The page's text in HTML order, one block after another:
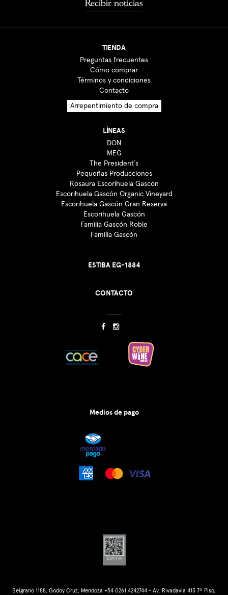
Recibir noticias
TIENDA
Preguntas frecuentes
Cómo comprar
Términos y condiciones
Contacto
Arrepentimiento de compra
LÍNEAS
DON
MEG
The President´s
Pequeñas Producciones
Rosaura Escorihuela Gascón
Escorihuela Gascón Organic Vineyard
Escorihuela Gascón Gran Reserva
Escorihuela Gascón
Familia Gascón Roble
Familia Gascón
ESTIBA EG-1884
CONTACTO
Medios de pago
Belgrano 1188, Godoy Cruz, Mendoza +54 0261 4242744 - Av. Rivadavia 413 7º Piso,